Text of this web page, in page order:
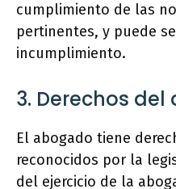
cumplimiento de las
pertinentes, y puede
incumplimiento.
3. Derechos
El abogado tiene
reconocidos por la
del ejercicio de la